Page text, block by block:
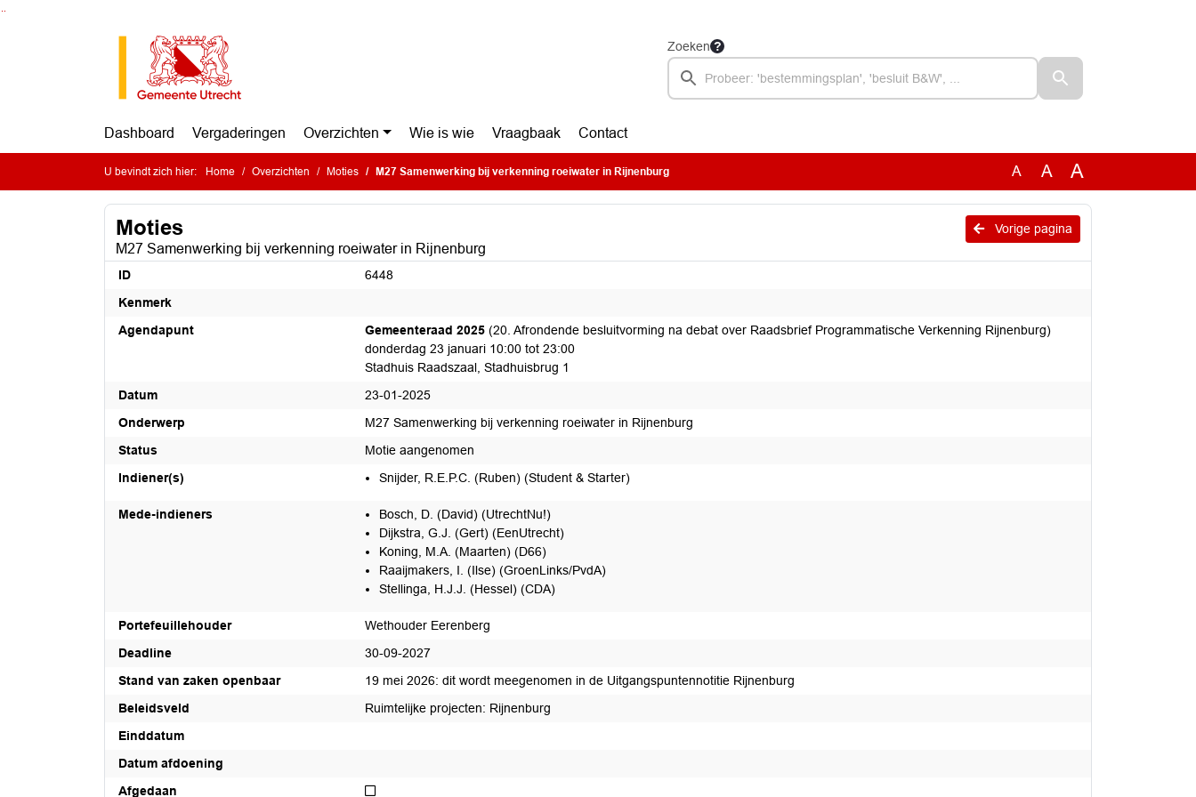
Zoeken
Dashboard Vergaderingen Overzichten Wie is wie Vraagbaak Contact
U bevindt zich hier: Home Overzichten Moties M27 Samenwerking bij verkenning roeiwater in Rijnenburg A A A
Vorige pagina
Moties
M27 Samenwerking bij verkenning roeiwater in Rijnenburg
ID
6448
Kenmerk
Agendapunt
Gemeenteraad 2025 (20. Afrondende besluitvorming na debat over Raadsbrief Programmatische Verkenning Rijnenburg)
donderdag 23 januari 10:00 tot 23:00
Stadhuis Raadszaal, Stadhuisbrug 1
Datum
23-01-2025
Onderwerp
M27 Samenwerking bij verkenning roeiwater in Rijnenburg
Status
Motie aangenomen
Indiener(s)
Snijder, R.E.P.C. (Ruben) (Student & Starter)
Mede-indieners
Bosch, D. (David) (UtrechtNu!)
Dijkstra, G.J. (Gert) (EenUtrecht)
Koning, M.A. (Maarten) (D66)
Raaijmakers, I. (Ilse) (GroenLinks/PvdA)
Stellinga, H.J.J. (Hessel) (CDA)
Portefeuillehouder
Wethouder Eerenberg
Deadline
30-09-2027
Stand van zaken openbaar
19 mei 2026: dit wordt meegenomen in de Uitgangspuntennotitie Rijnenburg
Beleidsveld
Ruimtelijke projecten: Rijnenburg
Einddatum
Datum afdoening
Afgedaan
Niet afgedaan